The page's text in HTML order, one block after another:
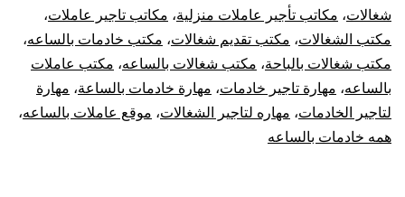
شغالات، مكاتب تأجير عاملات منزلية، مكاتب تاجير عاملات،
مكتب الشغالات، مكتب تقديم شغالات، مكتب خادمات بالساعه،
مكتب شغالات بالباحة، مكتب شغالات بالساعه، مكتب عاملات
بالساعه، مهارة تاجير خادمات، مهارة خادمات بالساعة، مهارة
لتاجير الخادمات، مهاره لتاجير الشغالات، موقع عاملات بالساعه،
همه خادمات بالساعه